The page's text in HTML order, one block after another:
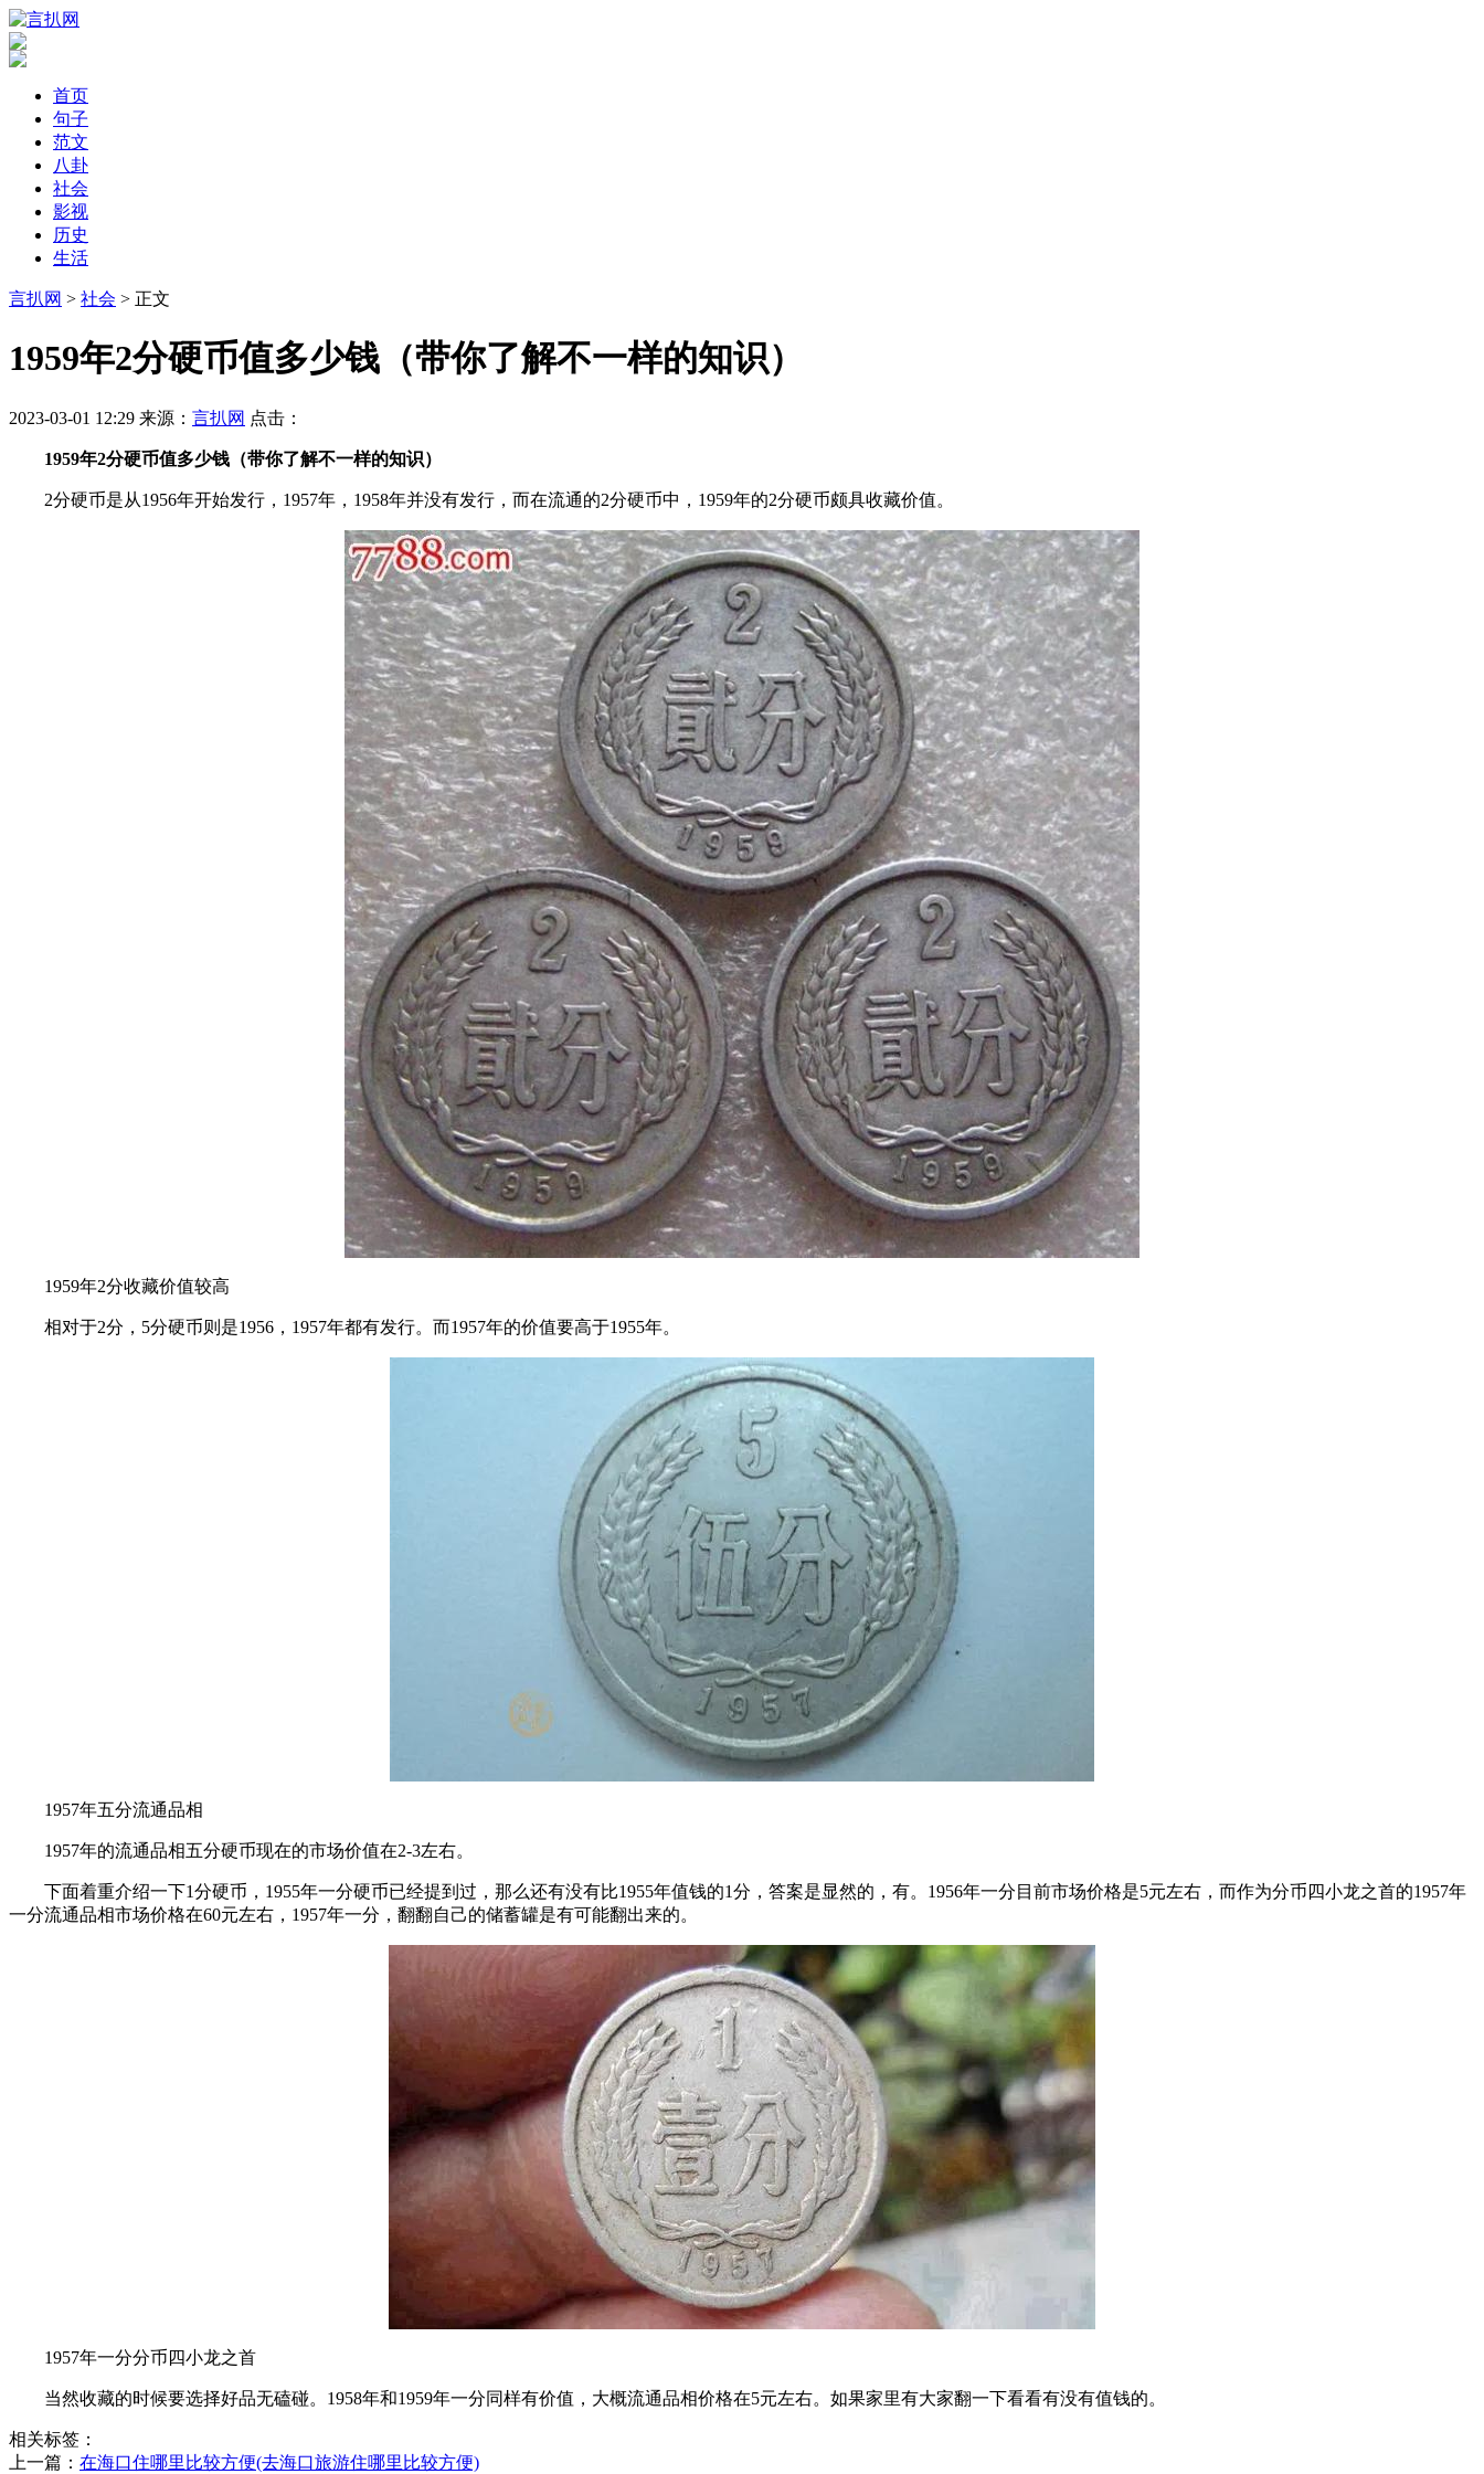
首页
句子
范文
八卦
社会
影视
历史
生活
言扒网 > 社会 > 正文
​1959年2分硬币值多少钱（带你了解不一样的知识）
2023-03-01 12:29 来源： 言扒网 点击：
1959年2分硬币值多少钱（带你了解不一样的知识）
2分硬币是从1956年开始发行，1957年，1958年并没有发行，而在流通的2分硬币中，1959年的2分硬币颇具收藏价值。
1959年2分收藏价值较高
相对于2分，5分硬币则是1956，1957年都有发行。而1957年的价值要高于1955年。
1957年五分流通品相
1957年的流通品相五分硬币现在的市场价值在2-3左右。
下面着重介绍一下1分硬币，1955年一分硬币已经提到过，那么还有没有比1955年值钱的1分，答案是显然的，有。1956年一分目前市场价格是5元左右，而作为分币四小龙之首的1957年
一分流通品相市场价格在60元左右，1957年一分，翻翻自己的储蓄罐是有可能翻出来的。
1957年一分分币四小龙之首
当然收藏的时候要选择好品无磕碰。1958年和1959年一分同样有价值，大概流通品相价格在5元左右。如果家里有大家翻一下看看有没有值钱的。
相关标签：
上一篇： ​在海口住哪里比较方便(去海口旅游住哪里比较方便)